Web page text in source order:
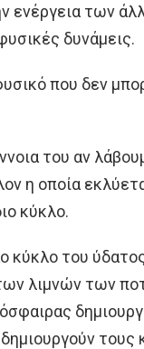
ενέργεια των
δυνάμεις.
που δεν
του αν
η οποία
κύκλο.
κύκλο του
λιμνών των
τους